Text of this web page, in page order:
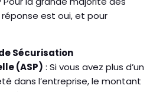
réponse est oui, et pour
Sécurisation
(ASP) : Si vous avez plus d’un
dans l’entreprise, le montant